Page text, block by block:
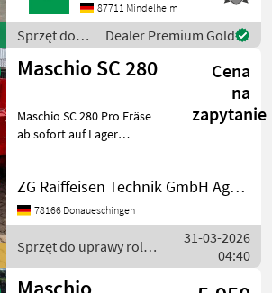
Zahnstangenkufen, max.
Arbeitstiefe 22cm,
Rückblech über federneinz
87711 Mindelheim
Sprzęt do
uprawy roli /
Maschio
Dealer Premium Gold
Maschio SC 280
Cena
na
zapytanie
Maschio SC 280 Pro Fräse
ab sofort auf Lager
PS, Transportbreite 2, 98m,
Ölbad-Wechselgetriebe für
Zapfwellend
ZG Raiffeisen Technik GmbH Agrartechnik Donaueschingen
78166 Donaueschingen
Sprzęt do uprawy roli /
Maschio
31-03-2026
04:40